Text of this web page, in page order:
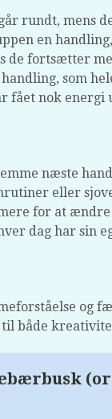
rundt, mens
en
de fortsætter
som
fået nok
næste
eller
for at ændre
dag har sin
og
både